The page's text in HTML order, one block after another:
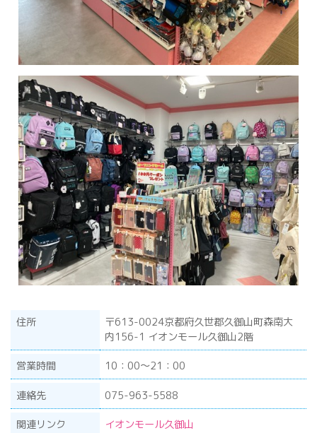
住所
〒613-0024京都府久世郡久御山町森南大
内156-1 イオンモール久御山2階
営業時間 10：00～21：00
連絡先 075-963-5588
関連リンク イオンモール久御山